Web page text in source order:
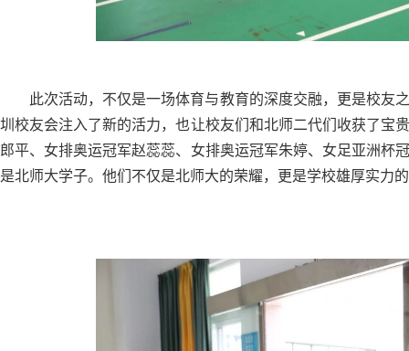
此次活动，不仅是一场体育与教育的深度交融，更是校友
圳校友会注入了新的活力，也让校友们和北师二代们收获了宝
郎平、女排奥运冠军赵蕊蕊、女排奥运冠军朱婷、女足亚洲杯
是北师大学子。他们不仅是北师大的荣耀，更是学校雄厚实力